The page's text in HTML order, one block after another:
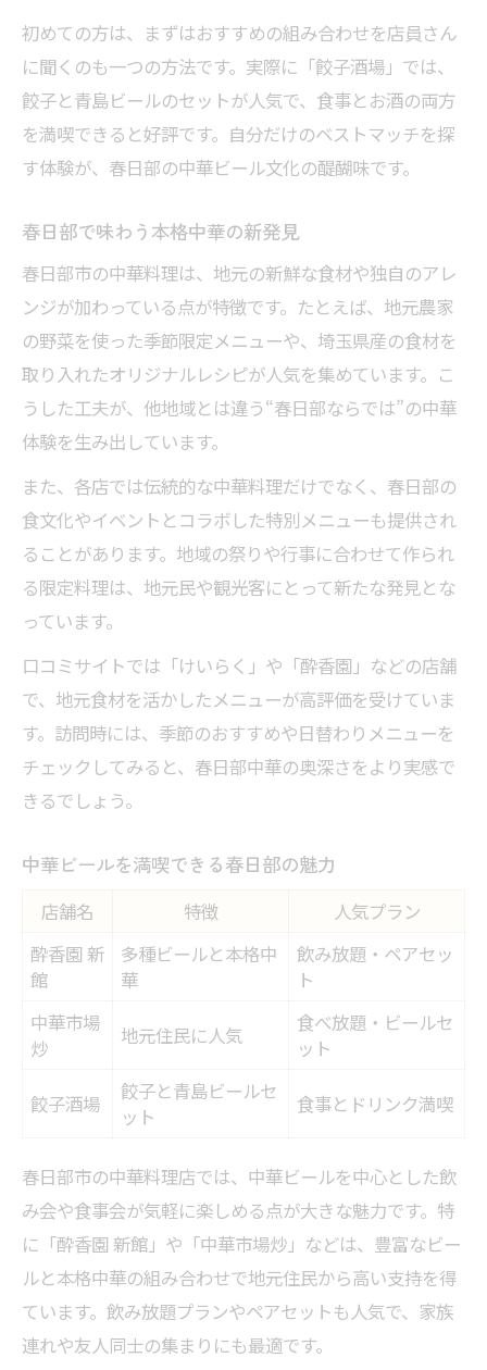
初めての方は、まずはおすすめの組み合わせを店員さん
に聞くのも一つの方法です。実際に「餃子酒場」では、
餃子と青島ビールのセットが人気で、食事とお酒の両方
を満喫できると好評です。自分だけのベストマッチを探
す体験が、春日部の中華ビール文化の醍醐味です。
春日部で味わう本格中華の新発見
春日部市の中華料理は、地元の新鮮な食材や独自のアレ
ンジが加わっている点が特徴です。たとえば、地元農家
の野菜を使った季節限定メニューや、埼玉県産の食材を
取り入れたオリジナルレシピが人気を集めています。こ
うした工夫が、他地域とは違う“春日部ならでは”の中華
体験を生み出しています。
また、各店では伝統的な中華料理だけでなく、春日部の
食文化やイベントとコラボした特別メニューも提供され
ることがあります。地域の祭りや行事に合わせて作られ
る限定料理は、地元民や観光客にとって新たな発見とな
っています。
口コミサイトでは「けいらく」や「酔香園」などの店舗
で、地元食材を活かしたメニューが高評価を受けていま
す。訪問時には、季節のおすすめや日替わりメニューを
チェックしてみると、春日部中華の奥深さをより実感で
きるでしょう。
中華ビールを満喫できる春日部の魅力
店舗名 特徴
人気プラン
酔香園 新
館
多種ビールと本格中
華
飲み放題・ペアセッ
ト
中華市場
炒
地元住民に人気
食べ放題・ビールセ
ット
餃子酒場
餃子と青島ビールセ
ット
食事とドリンク満喫
春日部市の中華料理店では、中華ビールを中心とした飲
み会や食事会が気軽に楽しめる点が大きな魅力です。特
に「酔香園 新館」や「中華市場炒」などは、豊富なビー
ルと本格中華の組み合わせで地元住民から高い支持を得
ています。飲み放題プランやペアセットも人気で、家族
連れや友人同士の集まりにも最適です。